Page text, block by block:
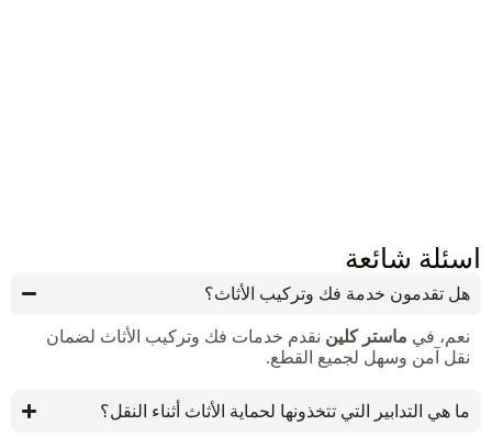
اسئلة شائعة
هل تقدمون خدمة فك وتركيب الأثاث؟
نعم، في ماستر كلين نقدم خدمات فك وتركيب الأثاث لضمان
نقل آمن وسهل لجميع القطع.
ما هي التدابير التي تتخذونها لحماية الأثاث أثناء النقل؟